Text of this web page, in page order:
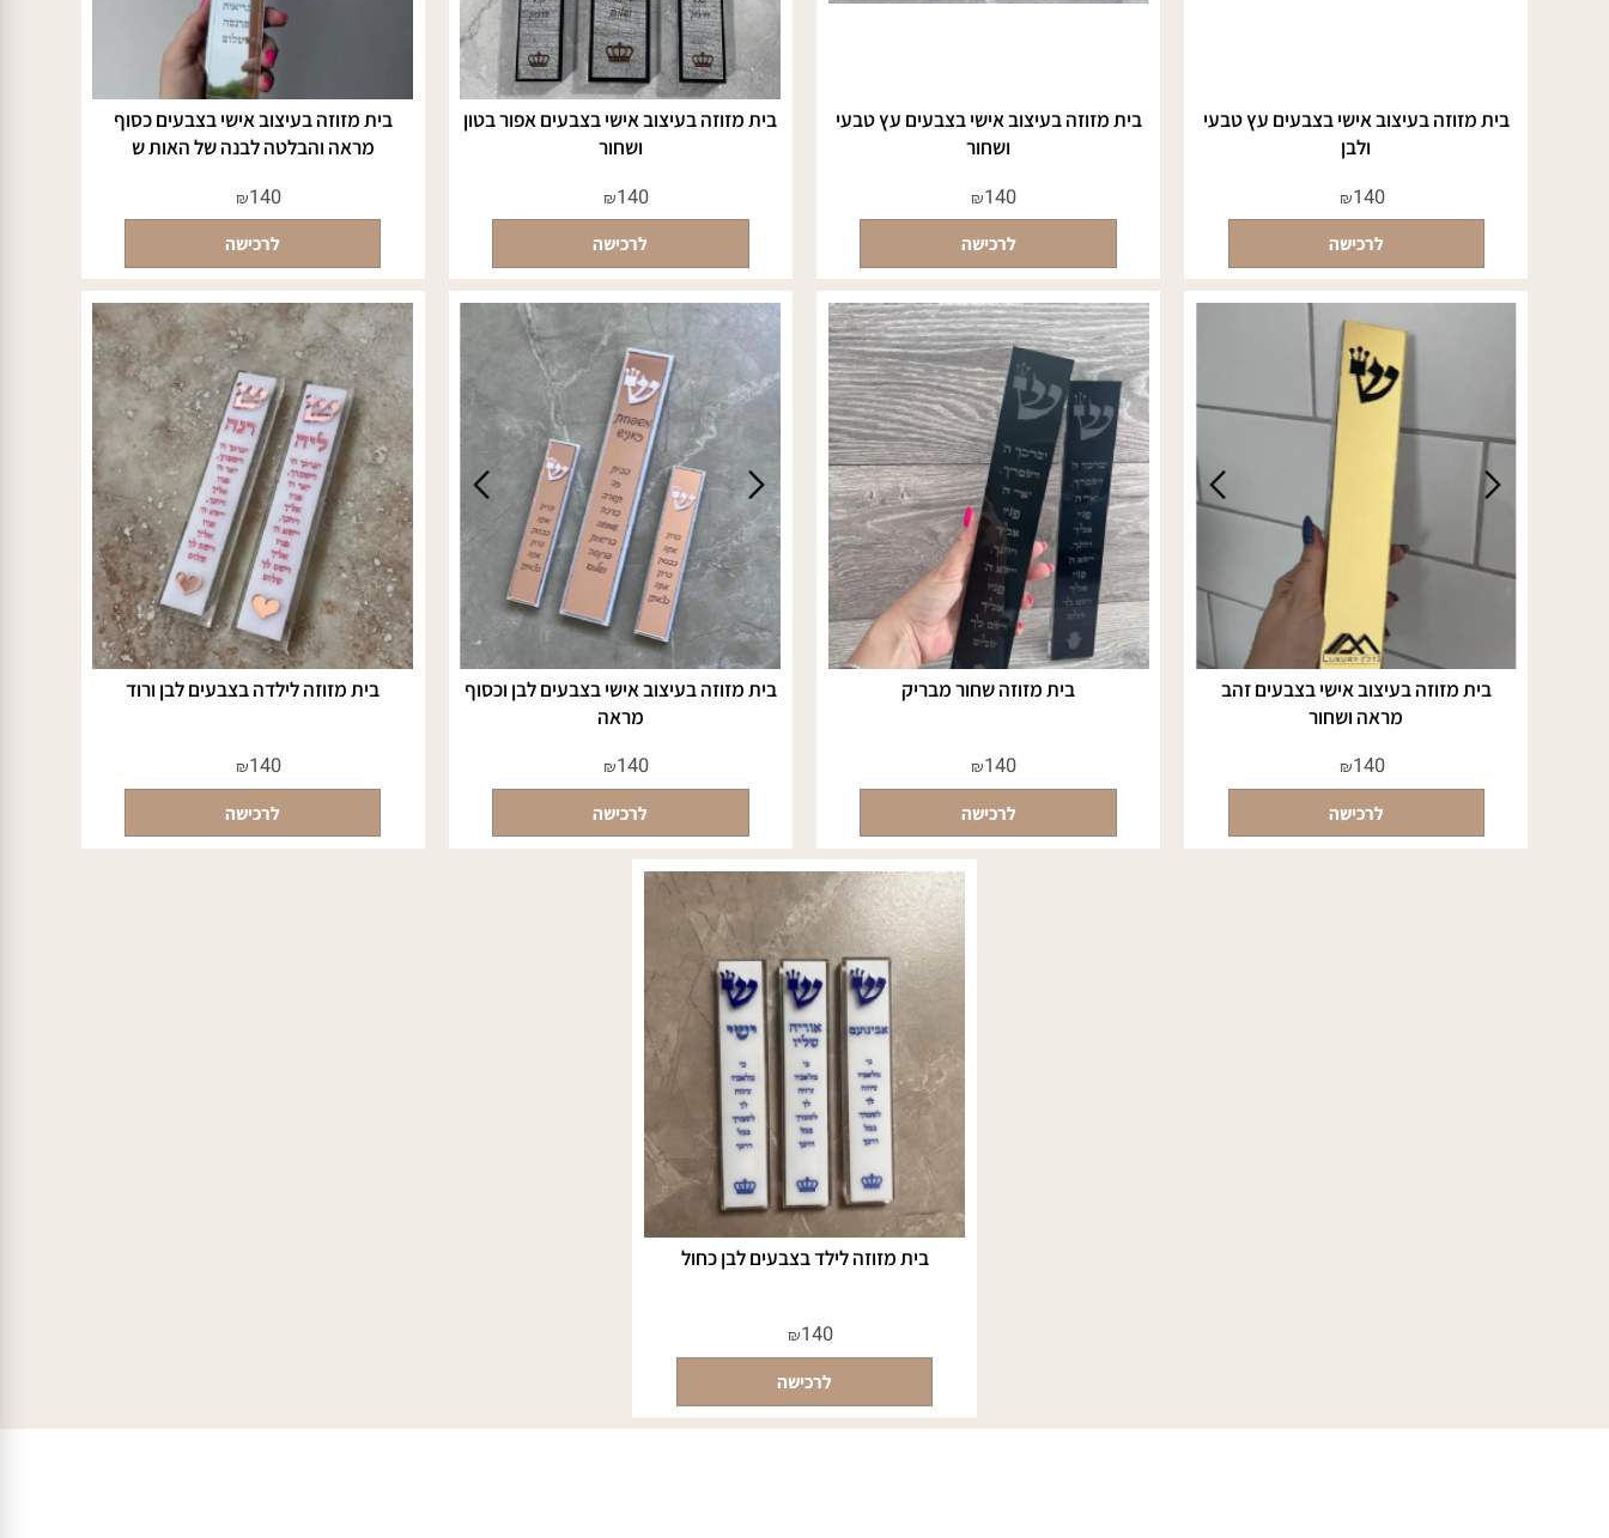
בית מזוזה בעיצוב אישי בצבעים עץ טבעי
ולבן
לרכישה
בית מזוזה בעיצוב אישי בצבעים עץ טבעי
ושחור
₪140
לרכישה
בית מזוזה בעיצוב אישי בצבעים אפור בטון
ושחור
לרכישה
בית מזוזה בעיצוב אישי בצבעים כסוף
מראה והבלטה לבנה של האות ש
₪ 140
לרכישה
בית מזוזה בעיצוב אישי בצבעים זהב בית מזוזה שחור מבריק בית מזוזה בעיצוב אישי בצבעים לבן וכסוף
מראה
בית מזוזה לילדה בצבעים לבן ורוד
בית מזוזה לילד בצבעים לבן כחול